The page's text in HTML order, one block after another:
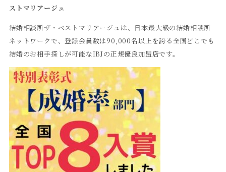
ストマリアージュ
結婚相談所ザ・ベストマリアージュは、日本最大級の結婚相談所
ネットワークで、登録会員数は90,000名以上を誇る全国どこでも
結婚のお相手探しが可能なIBJの正規優良加盟店です。